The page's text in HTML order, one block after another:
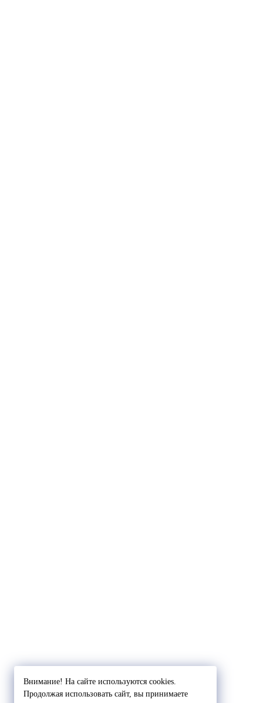
Внимание! На сайте используются cookies.
Продолжая использовать сайт, вы принимаете